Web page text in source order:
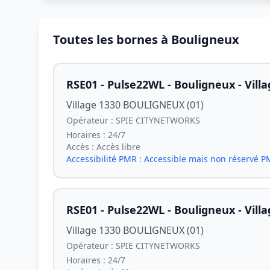
Toutes les bornes à Bouligneux
RSE01 - Pulse22WL - Bouligneux -
Village 1330 BOULIGNEUX (01)
Opérateur : SPIE CITYNETWORKS
Horaires : 24/7
Accès : Accès libre
Accessibilité PMR : Accessible mais non réservé
RSE01 - Pulse22WL - Bouligneux -
Village 1330 BOULIGNEUX (01)
Opérateur : SPIE CITYNETWORKS
Horaires : 24/7